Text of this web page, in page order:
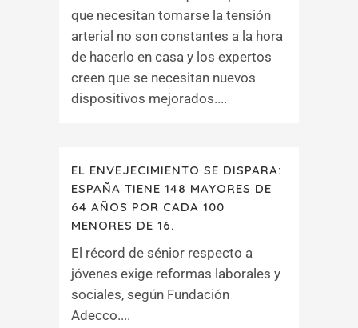
que necesitan tomarse la tensión
arterial no son constantes a la hora
de hacerlo en casa y los expertos
creen que se necesitan nuevos
dispositivos mejorados....
EL ENVEJECIMIENTO SE DISPARA:
ESPAÑA TIENE 148 MAYORES DE
64 AÑOS POR CADA 100
MENORES DE 16.
El récord de sénior respecto a
jóvenes exige reformas laborales y
sociales, según Fundación
Adecco....